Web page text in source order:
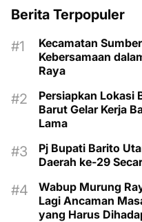
Berita Terpopuler
Kecamatan
Kebersamaan
Raya
Persiapkan Lokasi
Barut Gelar Kerja
Lama
Pj Bupati Barito
Daerah ke-29
Wabup Murung
Lagi Ancaman
yang Harus